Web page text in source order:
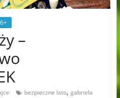
–
bezpieczne lato, gabriela